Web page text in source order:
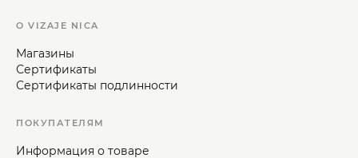
О VIZAJE NICA
Магазины
Сертификаты
Сертификаты подлинности
ПОКУПАТЕЛЯМ
Информация о товаре